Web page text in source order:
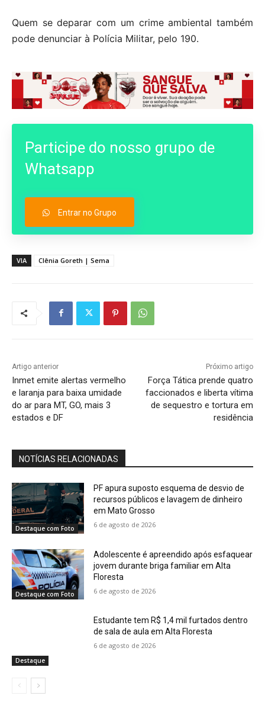
Quem se deparar com um crime ambiental também
pode denunciar à Polícia Militar, pelo 190.
Participe do nosso grupo de
Whatsapp
Entrar no Grupo
VIA Clênia Goreth | Sema
Artigo anterior
Inmet emite alertas vermelho
e laranja para baixa umidade
do ar para MT, GO, mais 3
estados e DF
Próximo artigo
Força Tática prende quatro
faccionados e liberta vítima
de sequestro e tortura em
residência
NOTÍCIAS RELACIONADAS
Destaque com Foto
PF apura suposto esquema de desvio de
recursos públicos e lavagem de dinheiro
em Mato Grosso
6 de agosto de 2026
Destaque com Foto
Adolescente é apreendido após esfaquear
jovem durante briga familiar em Alta
Floresta
6 de agosto de 2026
Destaque
Estudante tem R$ 1,4 mil furtados dentro
de sala de aula em Alta Floresta
6 de agosto de 2026